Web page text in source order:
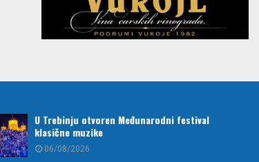
U Trebinju otvoren Međunarodni festival
klasične muzike
06/08/2026